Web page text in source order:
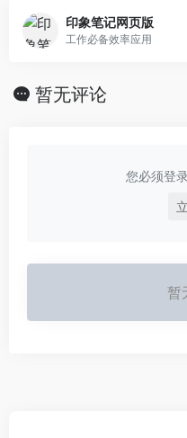
印象笔记网页版
工作必备效率应用
暂无评论
您必须登
暂